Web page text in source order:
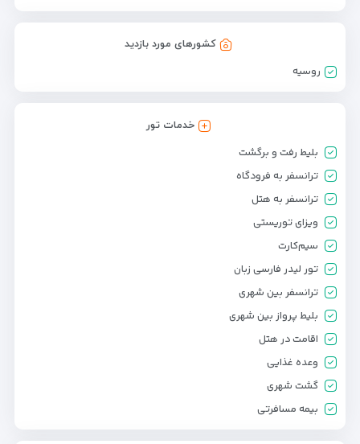
کشورهای مورد بازدید
روسیه
خدمات تور
بلیط رفت و برگشت
ترانسفر به فرودگاه
ترانسفر به هتل
ویزای توریستی
سیم‌کارت
تور لیدر فارسی زبان
ترانسفر بین شهری
بلیط پرواز بین شهری
اقامت در هتل
وعده غذایی
گشت شهری
بیمه مسافرتی